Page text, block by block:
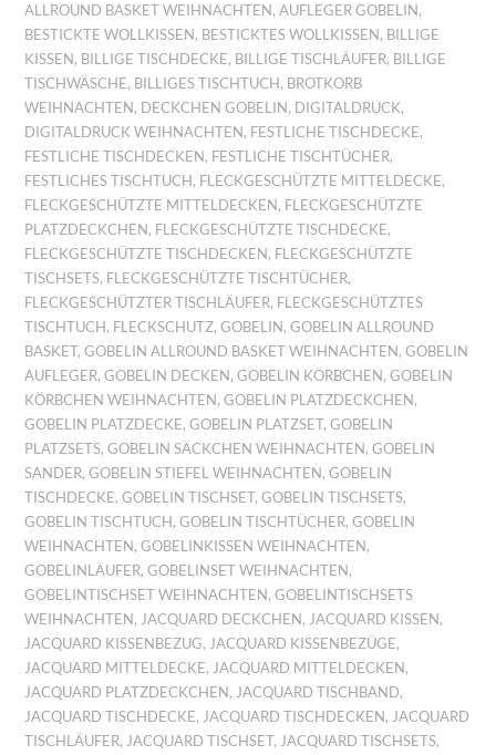
ALLROUND BASKET WEIHNACHTEN,AUFLEGER GOBELIN,
BESTICKTE WOLLKISSEN, BESTICKTES WOLLKISSEN, BILLIGE
KISSEN, BILLIGE TISCHDECKE, BILLIGE TISCHLÄUFER, BILLIGE
TISCHWÄSCHE, BILLIGES TISCHTUCH, BROTKORB
WEIHNACHTEN, DECKCHEN GOBELIN, DIGITALDRUCK,
DIGITALDRUCK WEIHNACHTEN, FESTLICHE TISCHDECKE,
FESTLICHE TISCHDECKEN, FESTLICHE TISCHTÜCHER,
FESTLICHES TISCHTUCH, FLECKGESCHÜTZTE MITTELDECKE,
FLECKGESCHÜTZTE MITTELDECKEN, FLECKGESCHÜTZTE
PLATZDECKCHEN, FLECKGESCHÜTZTE TISCHDECKE,
FLECKGESCHÜTZTE TISCHDECKEN, FLECKGESCHÜTZTE
TISCHSETS, FLECKGESCHÜTZTE TISCHTÜCHER,
FLECKGESCHÜTZTER TISCHLÄUFER, FLECKGESCHÜTZTES
TISCHTUCH, FLECKSCHUTZ,GOBELIN,GOBELIN ALLROUND
BASKET,GOBELIN ALLROUND BASKET WEIHNACHTEN,GOBELIN
AUFLEGER,GOBELIN DECKEN,GOBELIN KÖRBCHEN,GOBELIN
KÖRBCHEN WEIHNACHTEN,GOBELIN PLATZDECKCHEN,
GOBELIN PLATZDECKE,GOBELIN PLATZSET,GOBELIN
PLATZSETS,GOBELIN SÄCKCHEN WEIHNACHTEN,GOBELIN
SANDER,GOBELIN STIEFEL WEIHNACHTEN,GOBELIN
TISCHDECKE,GOBELIN TISCHSET,GOBELIN TISCHSETS,
GOBELIN TISCHTUCH,GOBELIN TISCHTÜCHER,GOBELIN
WEIHNACHTEN,GOBELINKISSEN WEIHNACHTEN,
GOBELINLÄUFER,GOBELINSET WEIHNACHTEN,
GOBELINTISCHSET WEIHNACHTEN,GOBELINTISCHSETS
WEIHNACHTEN, JACQUARD DECKCHEN, JACQUARD KISSEN,
JACQUARD KISSENBEZUG, JACQUARD KISSENBEZÜGE,
JACQUARD MITTELDECKE, JACQUARD MITTELDECKEN,
JACQUARD PLATZDECKCHEN, JACQUARD TISCHBAND,
JACQUARD TISCHDECKE, JACQUARD TISCHDECKEN, JACQUARD
TISCHLÄUFER, JACQUARD TISCHSET, JACQUARD TISCHSETS,